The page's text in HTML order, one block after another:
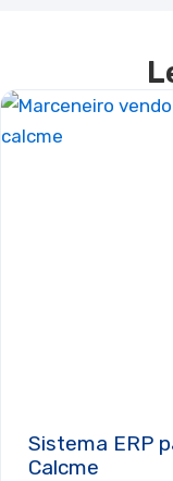
Sistema ERP
Calcme